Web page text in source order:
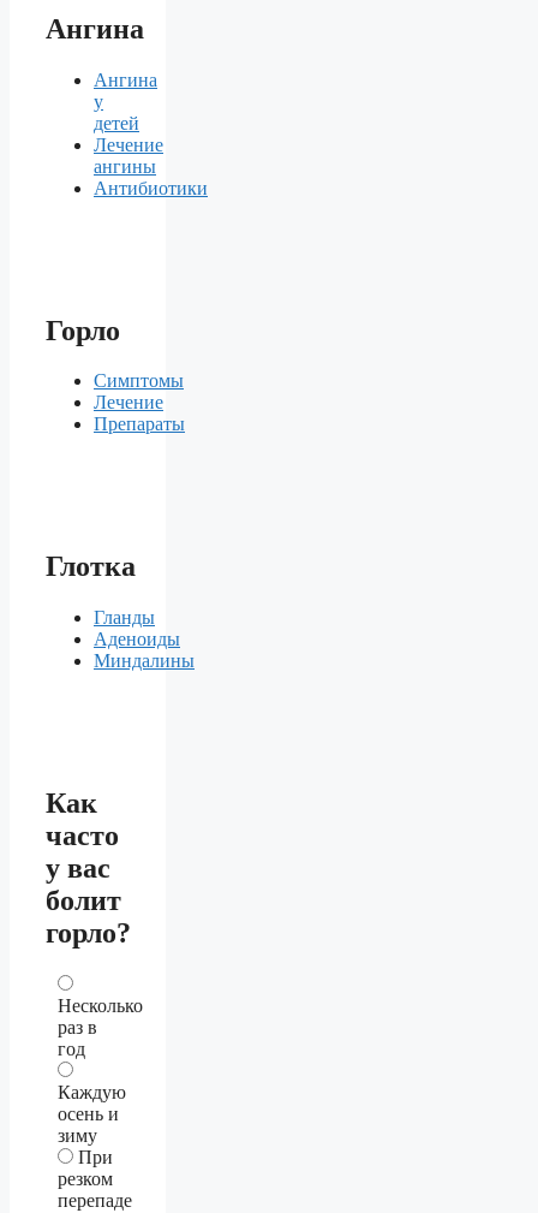
Ангина
Ангина
у
детей
Лечение
ангины
Антибиотики
Горло
Симптомы
Лечение
Препараты
Глотка
Гланды
Аденоиды
Миндалины
Как
часто
у вас
болит
горло?
Несколько
раз в
год
Каждую
осень и
зиму
При
резком
перепаде